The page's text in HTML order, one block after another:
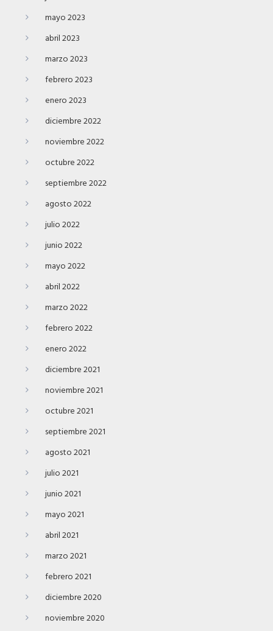
mayo 2023
abril 2023
marzo 2023
febrero 2023
enero 2023
diciembre 2022
noviembre 2022
octubre 2022
septiembre 2022
agosto 2022
julio 2022
junio 2022
mayo 2022
abril 2022
marzo 2022
febrero 2022
enero 2022
diciembre 2021
noviembre 2021
octubre 2021
septiembre 2021
agosto 2021
julio 2021
junio 2021
mayo 2021
abril 2021
marzo 2021
febrero 2021
diciembre 2020
noviembre 2020